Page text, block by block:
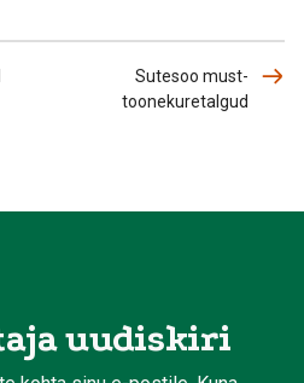
Sutesoo must-
toonekuretalgud
uudiskiri